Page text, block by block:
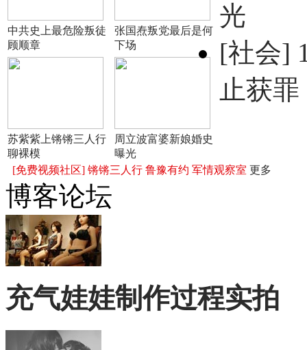
中共史上最危险叛徒
顾顺章
张国焘叛党最后是何
下场
苏紫紫上锵锵三人行
聊裸模
周立波富婆新娘婚史
曝光
光
[社会]
止获罪
[免费视频社区] 锵锵三人行 鲁豫有约 军情观察室 更多
博客论坛
充气娃娃制作过程实拍